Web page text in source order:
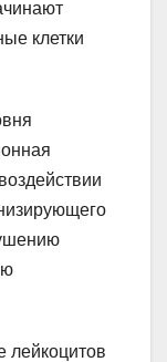
клетки
лейкоцитов